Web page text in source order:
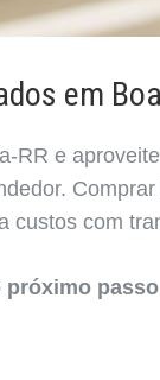
em
RR e
custos com
próximo